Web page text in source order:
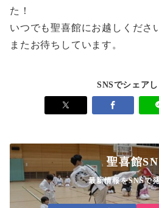
た！
いつでも聖喜館にお越しくださ
またお待ちしています。
SNSでシェアし
聖喜館
最新情報をSNSで